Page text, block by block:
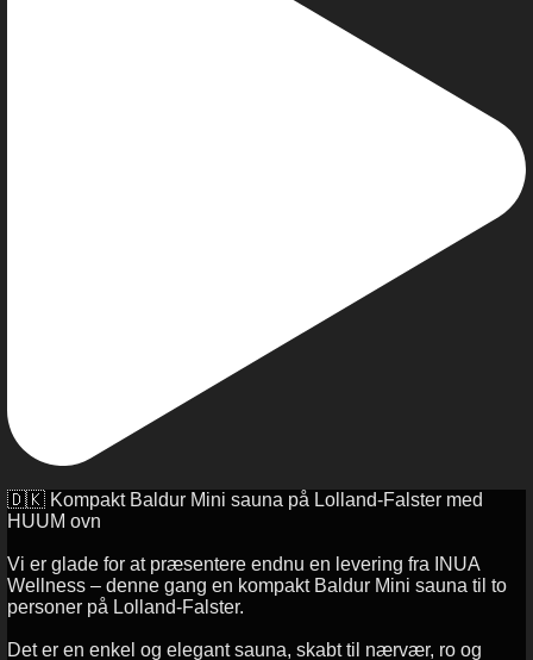
🇩🇰 Kompakt Baldur Mini sauna på Lolland-Falster med
HUUM ovn
Vi er glade for at præsentere endnu en levering fra INUA
Wellness – denne gang en kompakt Baldur Mini sauna til to
personer på Lolland-Falster.
Det er en enkel og elegant sauna, skabt til nærvær, ro og